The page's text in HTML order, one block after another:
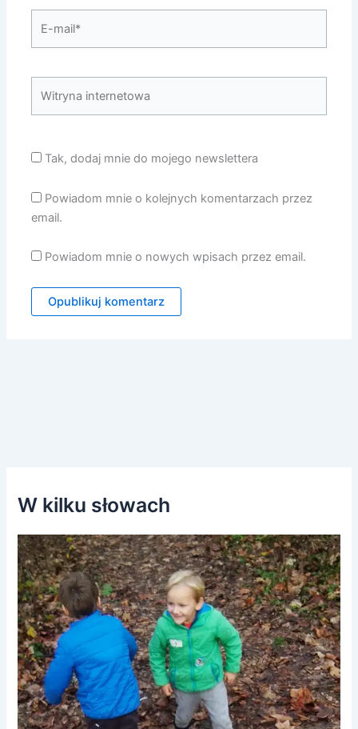
mail*
internetowa
Tak, dodaj mnie do mojego newslettera
Powiadom mnie o kolejnych komentarzach przez
email.
Powiadom mnie o nowych wpisach przez email.
W kilku słowach